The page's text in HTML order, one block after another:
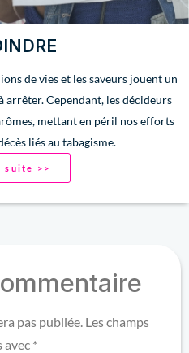
de vies et les saveurs jouent un
arrêter. Cependant, les décideurs
mettant en péril nos efforts
liés au tabagisme.
suite >>
pas publiée. Les champs
avec *